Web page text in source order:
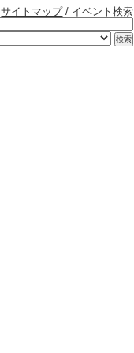
サイトマップ/ イベント検索